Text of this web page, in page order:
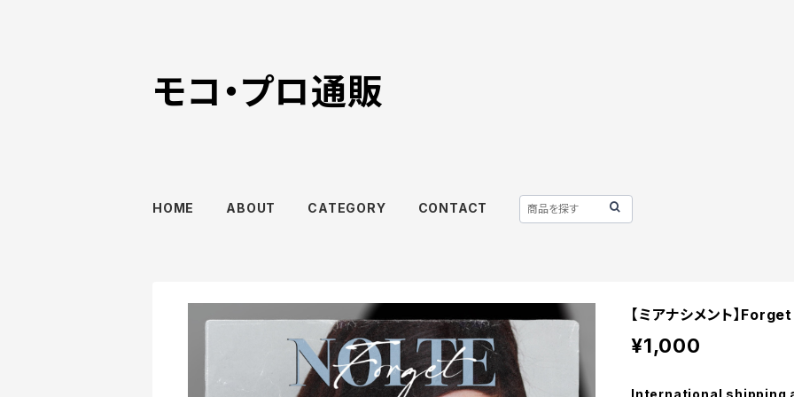
モコ・プロ通販
HOME ABOUT CATEGORY CONTACT
【ミアナシメント】Forget
¥1,000
International shipping